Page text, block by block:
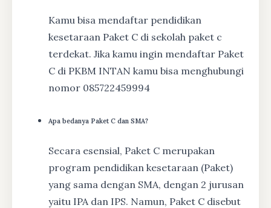
Kamu bisa mendaftar pendidikan
kesetaraan Paket C di sekolah paket c
terdekat. Jika kamu ingin mendaftar Paket
C di PKBM INTAN kamu bisa menghubungi
nomor 085722459994
Apa bedanya Paket C dan SMA?
Secara esensial, Paket C merupakan
program pendidikan kesetaraan (Paket)
yang sama dengan SMA, dengan 2 jurusan
yaitu IPA dan IPS. Namun, Paket C disebut